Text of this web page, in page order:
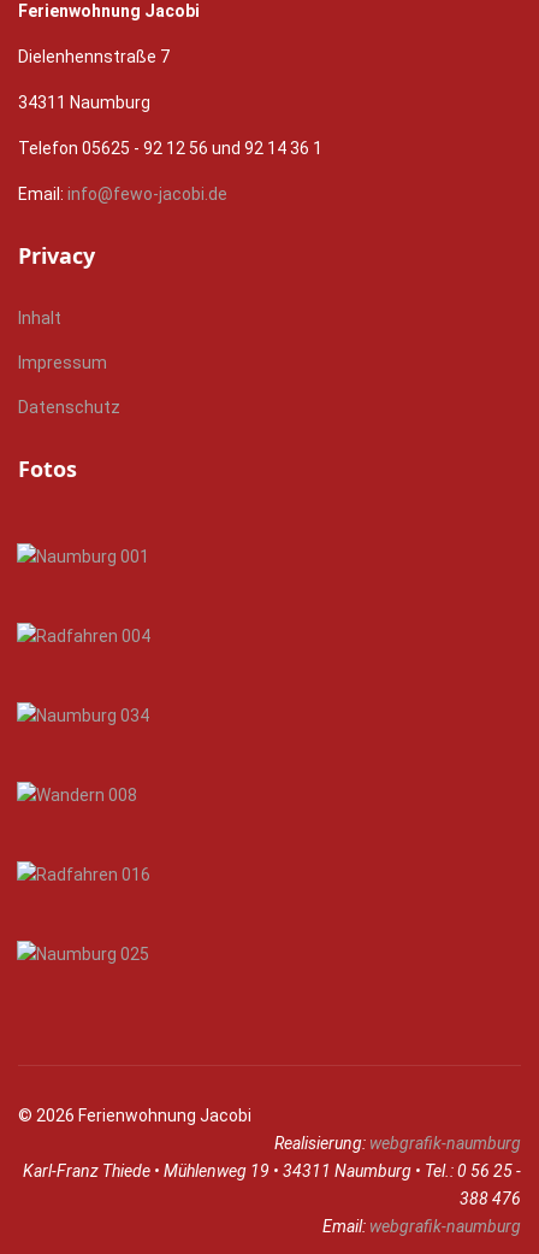
Ferienwohnung Jacobi
Dielenhennstraße 7
34311 Naumburg
Telefon 05625 - 92 12 56 und 92 14 36 1
Email: info@fewo-jacobi.de
Privacy
Inhalt
Impressum
Datenschutz
Fotos
© 2026 Ferienwohnung Jacobi
Realisierung: webgrafik-naumburg
Karl-Franz Thiede • Mühlenweg 19 • 34311 Naumburg • Tel.: 0 56 25 -
388 476
Email: webgrafik-naumburg